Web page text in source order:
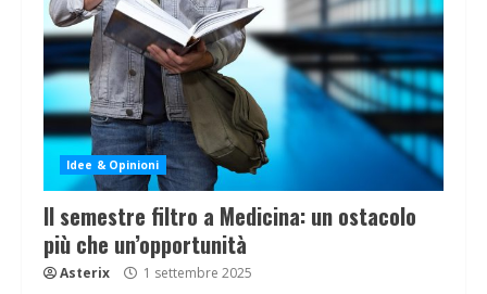
Idee & Opinioni
Il semestre filtro a Medicina: un ostacolo
più che un’opportunità
Asterix 1 settembre 2025